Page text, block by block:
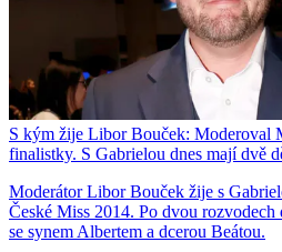
S kým žije Libor Bouček: Moderoval
finalistky. S Gabrielou dnes mají dvě
Moderátor Libor Bouček žije s
České Miss 2014. Po dvou
se synem Albertem a dcerou Beátou.